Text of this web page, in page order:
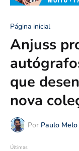
Página inicial
Anjuss
que
nova
Por Paulo Melo
Últimas